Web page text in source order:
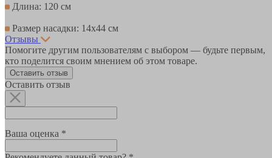
Длина: 120 см
Размер насадки: 14х44 см
Отзывы
Помогите другим пользователям с выбором — будьте первым,
кто поделится своим мнением об этом товаре.
Оставить отзыв
Оставить отзыв
Ваша оценка *